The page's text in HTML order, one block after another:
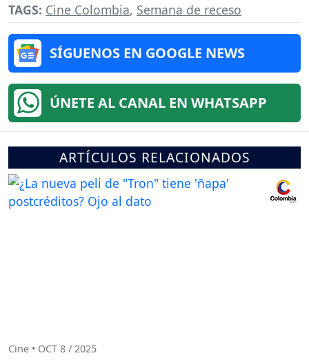
TAGS: Cine Colombia, Semana de receso
SÍGUENOS EN GOOGLE NEWS
ÚNETE AL CANAL EN WHATSAPP
ARTÍCULOS RELACIONADOS
Cine • OCT 8 / 2025